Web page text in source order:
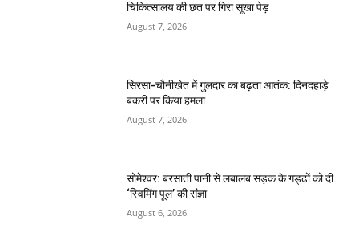
चिकित्सालय की छत पर गिरा सूखा पेड़
August 7, 2026
सिरसा-चौनीखेत में गुलदार का बढ़ता आतंक: दिनदहाड़े
बकरी पर किया हमला
August 7, 2026
सोमेश्वर: बरसाती पानी से लबालब सड़क के गड्ढों को दी
‘स्विमिंग पूल’ की संज्ञा
August 6, 2026